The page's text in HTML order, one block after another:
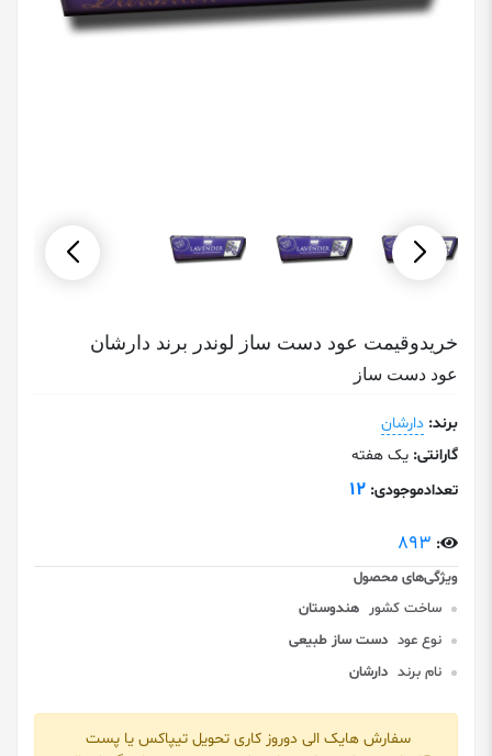
خریدوقیمت عود دست ساز لوندر برند دارشان
عود دست ساز
برند: دارشان
گارانتی: یک هفته
تعدادموجودی: 12
:
893
ساخت کشور هندوستان
نوع عود دست ساز طبیعی
نام برند دارشان
سفارش هایک الی دوروز کاری تحویل تیپاکس یا پست